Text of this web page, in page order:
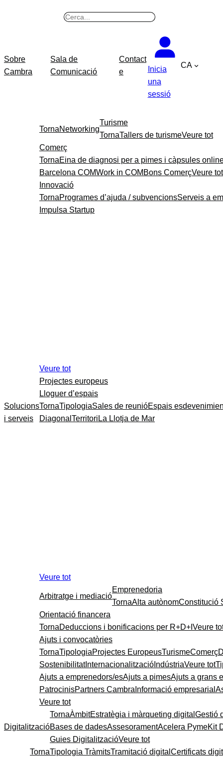
B
Sobre
Cambra
Sala de
Comunicació
Contact
e
Inicia
una
sessió
CA
Solucions
i serveis
TornaNetworking
Turisme
TornaTallers de turismeVeure tot
Comerç
TornaEina de diagnosi per a pimes i càpsules
Barcelona COMWork in COM Bons ComerçVeure tot
Innovació
TornaProgrames d’ajuda / subvencionsServeis a
Impulsa Startup
Veure tot
Projectes europeus
Lloguer d’espais
TornaTipologiaSales de reunióEspais
Diagonal Territori La Llotja de Mar
Veure tot
Arbitratge i mediació
Emprenedoria
TornaAlta autònomConstitució
Orientació financera
TornaDeduccions i bonificacions per R+D+I Veure
Ajuts i convocatòries
TornaTipologiaProjectes EuropeusTurismeComerç
SostenibilitatInternacionalització IndústriaVeure tot
Ajuts a emprenedors/esAjuts a pimesAjuts a grans
PatrocinisPartners Cambra Informació empresarial
Veure tot
Digitalització
TornaÀmbitEstratègia i màrqueting digital Gestió
Bases de dadesAssesoramentAcelera PymeKit
Guies DigitalitzacióVeure tot
TornaTipologia TràmitsTramitació digital Certificats